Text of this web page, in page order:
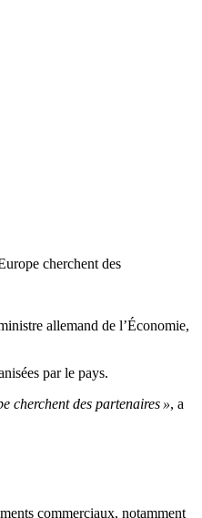
cherchent des
allemand de l’Économie,
par le pays.
cherchent des partenaires », a
commerciaux, notamment